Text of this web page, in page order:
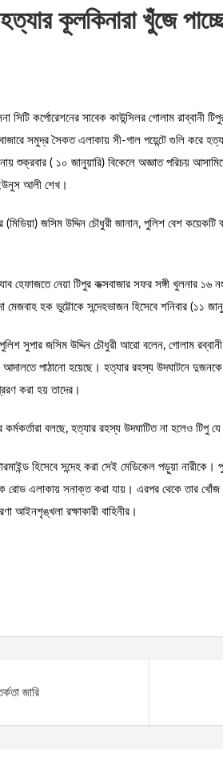
কূলকিনারা খুঁজে
সিটি কর্পোরেশনের সাবেক কাউন্সিলর গোলাম রাব্বানী
সমুদ্র সৈকত এলাকায় সী-গাল পয়েন্টে গুলি করে
শুক্রবার ( ১০ জানুয়ারি) বিকেলে অজ্ঞাত পরিচয়
আলী শেখ।
জসিম উদ্দিন চৌধুরী জানান, পুলিশ বেশ
হেফাজতে নেয়া টিপুর কক্সবাজার সফর সঙ্গী খুলনার ১৬
মেজবাহ হক ভুট্টোকে সন্দেহভাজন হিসেবে শনিবার (১১
সুপার জসিম উদ্দিন চৌধুরী আরো বলেন, গোলাম
পাঠানো হয়েছে। হত্যার রহস্য উদঘাটনে দুজনকে
করা হয় তাদের।
বলছে, হত্যার রহস্য উদঘাটিত না হলেও টিপু যে
হিসেবে সন্দেহ করা সেই মেডিকেল পড়ুয়া
রোড এলাকায় সনাক্ত করা যায়। এরপর থেকে তার
আইনশৃঙ্খলা রক্ষাকারী বাহিনীর।
জারি